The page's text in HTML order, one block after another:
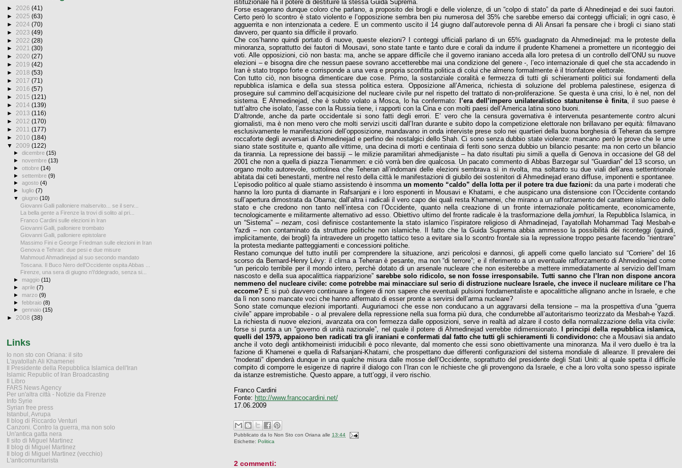
istituzionale ha il potere di destituire la stessa Guida Suprema.
Forse esagerano dunque coloro che parlano, a proposito dei brogli e delle violenze, di un “colpo di stato” da parte di Ahnedinejad e dei suoi fautori.
Certo però lo scontro è stato violento e l’opposizione sembra ben piu numerosa del 35% che sarebbe emerso dai conteggi ufficiali; in ogni caso, è
agguerrita e non intenzionata a cedere. E un commento uscito il 14 giugno dall’autorevole penna di Ali Ansari fa pensare che i brogli ci siano stati
davvero, per quanto sia difficile il provarlo.
Che cos’hanno quindi portato di nuove, queste elezioni? I conteggi ufficiali parlano di un 65% guadagnato da Ahmedinejad: ma le proteste della
minoranza, soprattutto dei fautori di Mousavi, sono state tante e tanto dure e corali da indurre il prudente Khamenei a promettere un riconteggio dei
voti. Alle opposizioni, ciò non basta: ma, anche se appare difficile che il governo iraniano acceda alla loro pretesa di un controllo dell’ONU su nuove
elezioni – e bisogna dire che nessun paese sovrano accetterebbe mai una condizione del genere -, l’eco internazionale di quel che sta accadendo in
Iran è stato troppo forte e corrisponde a una vera e propria sconfitta politica di colui che almeno formalmente è il trionfatore elettorale.
Con tutto ciò, non bisogna dimenticare due cose. Primo, la sostanziale coralità e fermezza di tutti gli schieramenti politici sui fondamenti della
repubblica islamica e della sua stessa politica estera. Opposizione all’America, richiesta di soluzione del problema palestinese, esigenza di
proseguire sul cammino dell’acquisizione del nucleare civile pur nel rispetto del trattato di non-proliferazione. Se questa è una crisi, lo è nel, non del
sistema. E Ahmedinejad, che è subito volato a Mosca, lo ha confermato: l’era dell’impero unilateralistico statunitense è finita, il suo paese è
tutt’altro che isolato, l’asse con la Russia tiene, i rapporti con la Cina e con molti paesi dell’America latina sono buoni.
D’altronde, anche da parte occidentale si sono fatti degli errori. E’ vero che la censura governativa è intervenuta pesantemente contro alcuni
giornalisti, ma è non meno vero che molti servizi usciti dall’Iran durante e subito dopo la competizione elettorale non brillavano per equità: filmavano
esclusivamente le manifestazioni dell’opposizione, mandavano in onda interviste prese solo nei quartieri della buona borghesia di Teheran da sempre
roccaforte degli avversari di Ahmedinejad e perfino dei nostalgici dello Shah. Ci sono senza dubbio state violenze: mancano però le prove che le urne
siano state sostituite e, quanto alle vittime, una decina di morti e centinaia di feriti sono senza dubbio un bilancio pesante: ma non certo un bilancio
da tirannia. La repressione dei bassiji – le milizie paramilitari ahmedijaniste – ha dato risultati piu simili a quella di Genova in occasione del G8 del
2001 che non a quella di piazza Tienammen: e ciò vorrà ben dire qualcosa. Un pacato commento di Abbas Barzegar sul “Guardian” del 13 scorso, un
organo molto autorevole, sottolinea che Teheran all’indomani delle elezioni sembrava sì in rivolta, ma soltanto su due viali dell’area settentrionale
abitata dai ceti benestanti, mentre nel resto della città le manifestazioni di giubilo dei sostenitori di Ahmedinejad erano diffuse, imponenti e spontanee.
L’episodio politico al quale stiamo assistendo è insommaun momento “caldo” della lotta per il potere tra due fazioni:da una parte i moderati che
hanno la loro punta di diamante in Rafsanjani e i loro esponenti in Mousavi e Khatami, e che auspicano una distensione con l’Occidente contando
sull’apertura dimostrata da Obama; dall’altra i radicali il vero capo dei quali resta Khamenei, che mirano a un rafforzamento del carattere islamico dello
stato e che credono non tanto nell’intesa con l’Occidente, quanto nella creazione di un fronte internazionale politicamente, economicamente,
tecnologicamente e militarmente alternativo ad esso. Obiettivo ultimo del fronte radicale è la trasformazione dellajomhuri, la Repubblica Islamica, in
un “Sistema” –nezam, così definisce costantemente la stato islamico l’ispiratore religioso di Ahmadinejad, l’ayatollah Mohammad Taqi Mesbah-e
Yazdi – non contaminato da strutture politiche non islamiche. Il fatto che la Guida Suprema abbia ammesso la possibilità dei riconteggi (quindi,
implicitamente, dei brogli) fa intravedere un progetto tattico teso a evitare sia lo scontro frontale sia la repressione troppo pesante facendo “rientrare”
la protesta mediante patteggiamenti e concessioni politiche.
Restano comunque del tutto inutili per comprendere la situazione, anzi pericolosi e dannosi, gli appelli come quello lanciato sul “Corriere” del 16
scorso da Bernard-Henry Lévy: il clima a Teheran è pesante, ma non “di terrore”; e il riferimento a un eventuale rafforzamento di Ahmedinejad come
“un pericolo terribile per il mondo intero, perchè dotato di un arsenale nucleare che non esiterebbe a mettere immediatamente al servizio dell’Imam
nascosto e della sua apocalittica riapparizione” sarebbe solo ridicolo, se non fosse irresponsabile. Tutti sanno che l’Iran non dispone ancora
nemmeno del nucleare civile: come potrebbe mai minacciare sul serio di distruzione nucleare Israele, che invece il nucleare militare ce l’ha
eccome? E si può davvero continuare a fingere di non sapere che eventuali pulsioni fondamentaliste e apocalittiche allignano anche in Israele, e che
da lì non sono mancate voci che hanno affermato di esser pronte a servirsi dell’arma nucleare?
Sono state comunque elezioni importanti. Auguriamoci che esse non conducano a un aggravarsi della tensione – ma la prospettiva d’una “guerra
civile” appare improbabile - o al prevalere della repressione nella sua forma più dura, che condurrebbe all’autoritarismo teorizzato da Mesbah-e Yazdi.
La richiesta di nuove elezioni, avanzata ora con fermezza dalle opposizioni, serve in realtà ad alzare il costo della normalizzazione della vita civile:
forse si punta a un “governo di unità nazionale”, nel quale il potere di Ahmedinejad verrebbe ridimensionato.
I principi della repubblica islamica,
quelli del 1979, appaiono ben radicati tra gli iraniani e confermati dal fatto che tutti gli schieramenti li condividono: che a Mousavi sia andato
anche il voto degli antikhomeinisti irriducibili è poco rilevante, dal momento che essi sono obiettivamente una minoranza. Ma il vero duello è tra la
fazione di Khamenei e quella di Rafsanjani-Khatami, che prospettano due differenti configurazioni del sistema mondiale di alleanze. Il prevalere dei
“moderati” dipenderà dunque in una qualche misura dalle mosse dell’Occidente, soprattutto del presidente degli Stati Uniti: al quale spetta il difficile
compito di comporre le esigenze di riaprire il dialogo con l’Iran con le richieste che gli provengono da Israele, e che a loro volta sono spesso ispirate
da istanze estremistiche. Questo appare, a tutt’oggi, il vero rischio.
Franco Cardini
Fonte: http://www.francocardini.net/
17.06.2009
Pubblicato da Io Non Sto con Oriana alle 13:44
Etichette:Politica
2 commenti:
► 2026 (41)
► 2025 (63)
► 2024 (70)
► 2023 (49)
► 2022 (28)
► 2021 (30)
► 2020 (27)
► 2019 (42)
► 2018 (53)
► 2017 (71)
► 2016 (57)
► 2015 (121)
► 2014 (139)
► 2013 (116)
► 2012 (170)
► 2011 (177)
► 2010 (184)
▼ 2009 (122)
►dicembre(15)
► novembre(13)
►ottobre(14)
►settembre(9)
►agosto(4)
►
luglio(7)
▼giugno(10)
Giovanni Galli palloniere malservito... se il serv...
La bella gente a Firenze la trovi di solito al pri...
Franco Cardini sulle elezioni in Iran
Giovanni Galli, palloniere trombato
Giovanni Galli, palloniere epistolare
Massimo Fini e George Friedman sulle elezioni in Iran
Genova e Tehran: due pesi e due misure
Mahmoud Ahmadinejad al suo secondo mandato
Toscana. Il Buco Nero dell'Occidente ospita Abbas ...
Firenze, una sera di giugno n'i'ddegrado, senza si...
► maggio(11)
►aprile(7)
► marzo(9)
►febbraio(8)
►gennaio(15)
► 2008 (38)
Links
Io non sto con Oriana: il sito
L'ayatollah Ali Khamenei
Il Presidente della Repubblica Islamica dell'Iran
Islamic Republic of Iran Broadcasting
Il Libro
FARS News Agency
Per un'altra città - Notizie da Firenze
Info Syrie
Syrian free press
Istanbul, Avrupa
Il blog di Riccardo Venturi
Canzoni. Contro la guerra, ma non solo
Un'antica gatta nera
Il sito di Miguel Martinez
Il blog di Miguel Martinez
Il blog di Miguel Martinez (vecchio)
L'anticomunitarista